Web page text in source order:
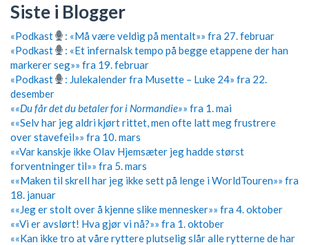
Siste i Blogger
«Podkast
: «Må være veldig på mentalt»» fra 27. februar
«Podkast
: «Et infernalsk tempo på begge etappene der han
markerer seg»» fra 19. februar
«Podkast
: Julekalender fra Musette – Luke 24» fra 22.
desember
««Du får det du betaler for i Normandie»» fra 1. mai
««Selv har jeg aldri kjørt rittet, men ofte latt meg frustrere
over stavefeil»» fra 10. mars
««Var kanskje ikke Olav Hjemsæter jeg hadde størst
forventninger til»» fra 5. mars
««Maken til skrell har jeg ikke sett på lenge i WorldTouren»» fra
18. januar
««Jeg er stolt over å kjenne slike mennesker»» fra 4. oktober
««Vi er avslørt! Hva gjør vi nå?»» fra 1. oktober
««Kan ikke tro at våre ryttere plutselig slår alle rytterne de har